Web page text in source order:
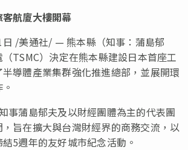
航廈大樓開幕
/美通社/ — 熊本縣（知事：蒲島郁
TSMC）決定在熊本縣建設日本首座工
導體產業集群強化推進總部，並展開環
事蒲島郁夫及以財經團體為主的代表團
旨在擴大與台灣財經界的商務交流，以
5週年的友好城市紀念活動。